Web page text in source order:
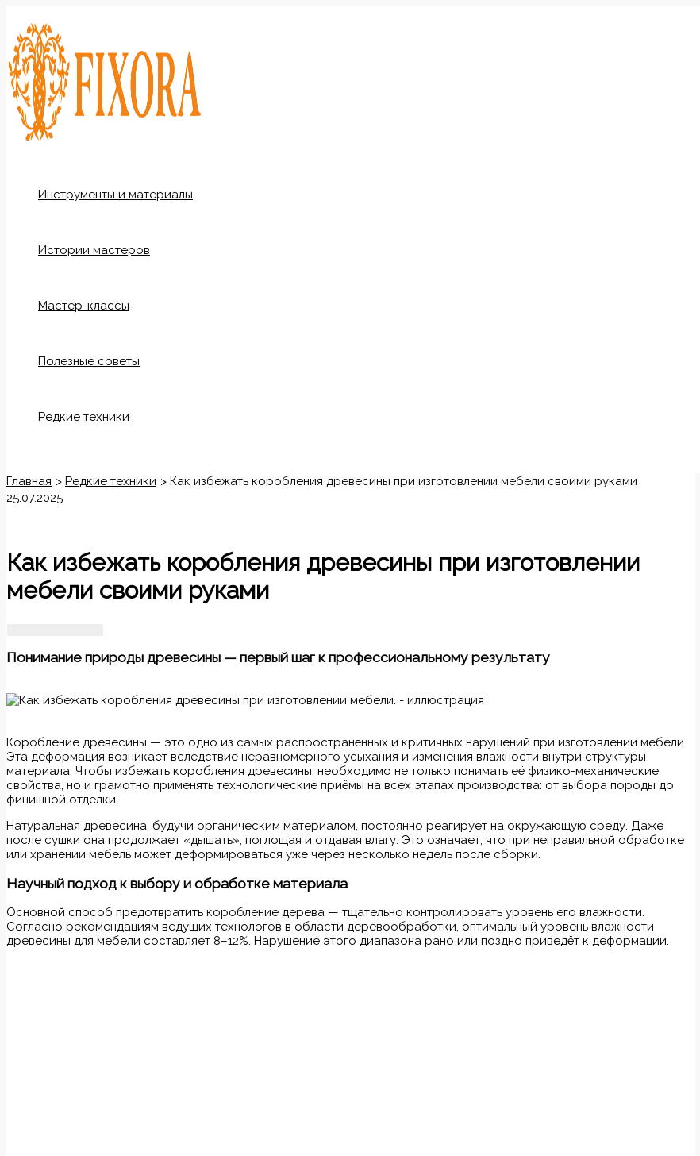
содержимому
Инструменты и материалы
Истории мастеров
Мастер-классы
Полезные советы
Редкие техники
Главная Редкие техники
Как избежать коробления древесины при изготовлении мебели своими руками
25.07.2025
Как избежать коробления древесины при изготовлении
мебели своими руками
Понимание природы древесины — первый шаг к профессиональному результату
Коробление древесины — это одно из самых распространённых и критичных нарушений при изготовлении мебели.
Эта деформация возникает вследствие неравномерного усыхания и изменения влажности внутри структуры
материала. Чтобы избежать коробления древесины, необходимо не только понимать её физико-механические
свойства, но и грамотно применять технологические приёмы на всех этапах производства: от выбора породы до
финишной отделки.
Натуральная древесина, будучи органическим материалом, постоянно реагирует на окружающую среду. Даже
после сушки она продолжает «дышать», поглощая и отдавая влагу. Это означает, что при неправильной обработке
или хранении мебель может деформироваться уже через несколько недель после сборки.
Научный подход к выбору и обработке материала
Основной способ предотвратить коробление дерева — тщательно контролировать уровень его влажности.
Согласно рекомендациям ведущих технологов в области деревообработки, оптимальный уровень влажности
древесины для мебели составляет 8–12%. Нарушение этого диапазона рано или поздно приведёт к деформации.